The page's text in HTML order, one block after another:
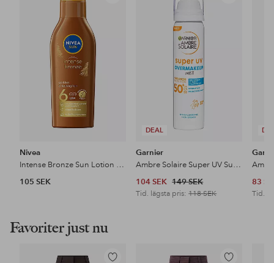
Nivea
Intense Bronze Sun Lotion SPF6
105 SEK
DEAL
Garnier
Ambre Solaire Super UV Sun Protection SPF50 For Normal Skin 75Ml
104 SEK 149 SEK
Tid. lägsta pris:118 SEK
83
Tid.
Favoriter just nu